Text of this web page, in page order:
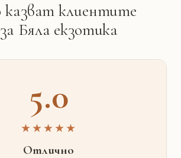
казват клиентите
Бяла екзотика
5.0
★★★★★
Отлично